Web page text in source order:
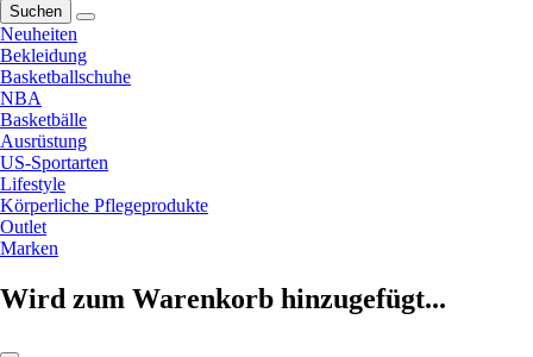
Suchen
Neuheiten
Bekleidung
Basketballschuhe
NBA
Basketbälle
Ausrüstung
US-Sportarten
Lifestyle
Körperliche Pflegeprodukte
Outlet
Marken
Wird zum Warenkorb hinzugefügt...